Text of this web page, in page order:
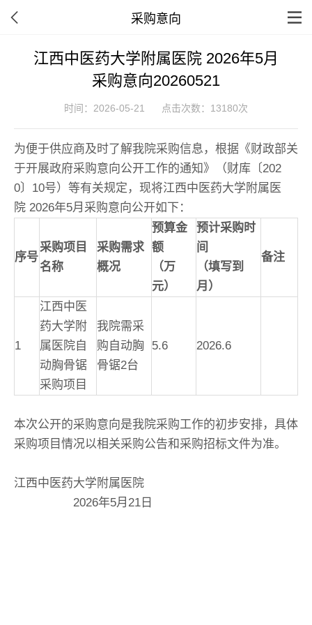
采购意向
江西中医药大学附属医院 2026年5月
采购意向20260521
时间：2026-05-21 点击次数：13180次
为便于供应商及时了解我院采购信息，根据《财政部关
于开展政府采购意向公开工作的通知》（财库〔202
0〕10号）等有关规定，现将江西中医药大学附属医
院 2026年5月采购意向公开如下：
序号
采购项目
名称
采购需求
概况
预算金
额
（万
元）
预计采购时
间
（填写到
月）
备注
1
江西中医
药大学附
属医院自
动胸骨锯
采购项目
我院需采
购自动胸
骨锯2台
5.6 2026.6
本次公开的采购意向是我院采购工作的初步安排，具体
采购项目情况以相关采购公告和采购招标文件为准。
江西中医药大学附属医院
2026年5月21日